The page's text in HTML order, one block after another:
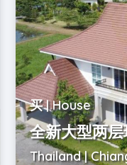
买 | House
全新大型两
Thailand |